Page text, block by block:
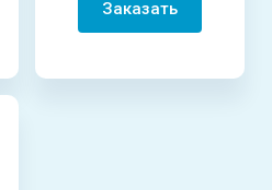
Заказать